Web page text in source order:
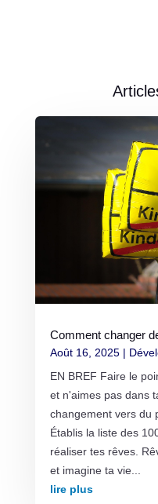
Comment changer
Août 16, 2025|
EN BREF Faire le
et n'aimes pas dans
changement vers du
Établis la liste des
réaliser tes rêves.
et imagine ta vie...
lire plus